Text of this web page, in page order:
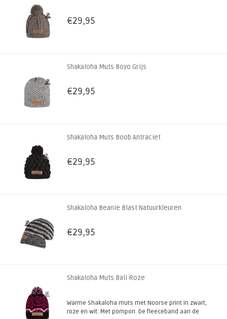
€29,95
Shakaloha Muts Boyo Grijs
€29,95
Shakaloha Muts Boob Antraciet
€29,95
Shakaloha Beanie Blast Natuurkleuren
€29,95
Shakaloha Muts Bali Roze
Warme Shakaloha muts met Noorse print in zwart,
roze en wit. Met pompon. De fleeceband aan de